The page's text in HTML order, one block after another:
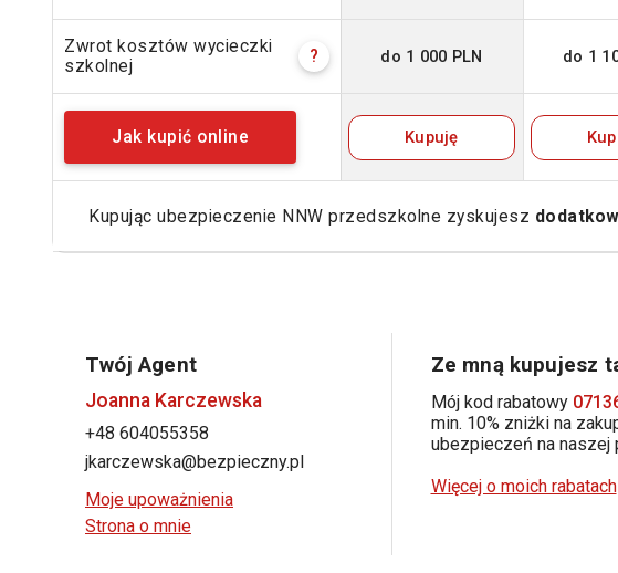
Zwrot kosztów wycieczki
szkolnej
? do 1 000 PLN do 1
Jak kupić online Kupuję
Kupując ubezpieczenie NNW przedszkolne zyskujesz
Twój Agent
Joanna Karczewska
+48 604055358
jkarczewska@bezpieczny.pl
Moje upoważnienia
Strona o mnie
Ze mną kupujesz
Mój kod rabatowy
min. 10% zniżki na
ubezpieczeń na naszej
Więcej o moich rabatach